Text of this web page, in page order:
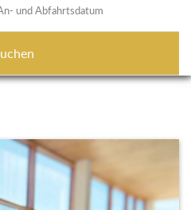
und Abfahrtsdatum